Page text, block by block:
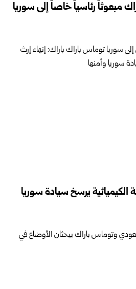
مبعوثاً رئاسياً خاصاً إلى سوريا
الكيميائية يرسخ سيادة سوريا